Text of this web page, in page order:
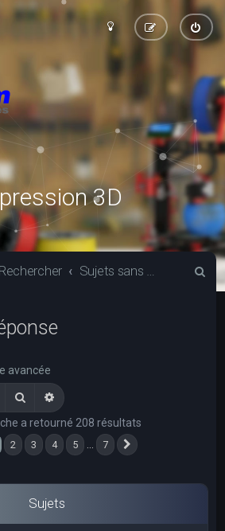
3D
Rechercher Sujets sans réponse
avancée
RechercherRecherche avancée
a retourné 208 résultats
1 sur
2 3 4 5 7
Sujets